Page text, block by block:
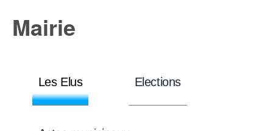
Mairie
Les Elus Elections